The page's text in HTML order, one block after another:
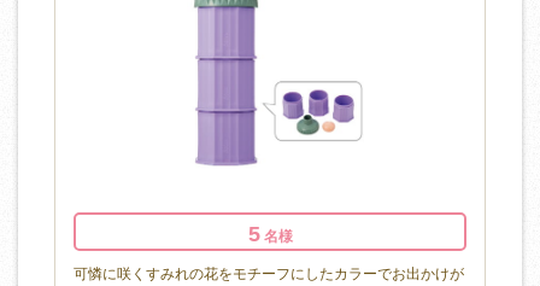
5 名様
可憐に咲くすみれの花をモチーフにしたカラーでお出かけが